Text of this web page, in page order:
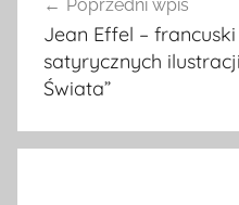
wpisu
Poprzedni wpis
Jean Effel –
satyrycznych
Świata”